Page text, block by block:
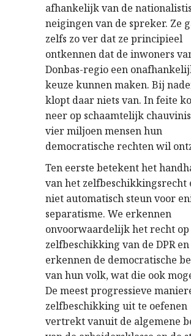
afhankelijk van de
neigingen van de spreker. Ze
zelfs zo ver dat ze principieel
ontkennen dat de inwoners
Donbas-regio een
keuze kunnen maken. Bij
klopt daar niets van. In feite
neer op schaamtelijk
vier miljoen mensen hun
democratische rechten wil
Ten eerste betekent het
van het zelfbeschikkingsrecht
niet automatisch steun voor
separatisme. We erkennen
onvoorwaardelijk het recht op
zelfbeschikking van de DPR en
erkennen de democratische
van hun volk, wat die ook
De meest progressieve
zelfbeschikking uit te oefenen
vertrekt vanuit de algemene